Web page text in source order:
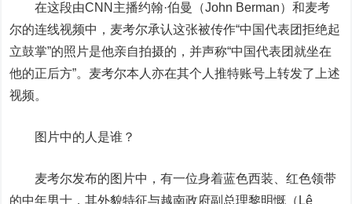
在这段由CNN主播约翰·伯曼（John Berman）和麦考
尔的连线视频中，麦考尔承认这张被传作“中国代表团拒绝起
立鼓掌”的照片是他亲自拍摄的，并声称“中国代表团就坐在
他的正后方”。麦考尔本人亦在其个人推特账号上转发了上述
视频。
图片中的人是谁？
麦考尔发布的图片中，有一位身着蓝色西装、红色领带
的中年男士，其外貌特征与越南政府副总理黎明慨（Lê